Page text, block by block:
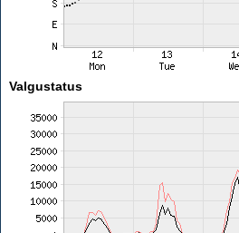
Valgustatus